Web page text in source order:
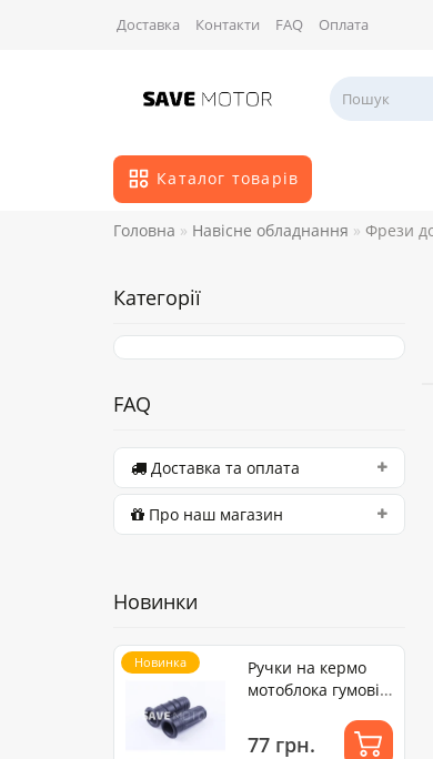
Доставка Контакти FAQ Оплата
Каталог товарів
Головна Навісне обладнання Фрези
Категорії
FAQ
Доставка та оплата
Про наш магазин
Новинки
Новинка
Ручки на кермо
мотоблока гумові
77 грн.